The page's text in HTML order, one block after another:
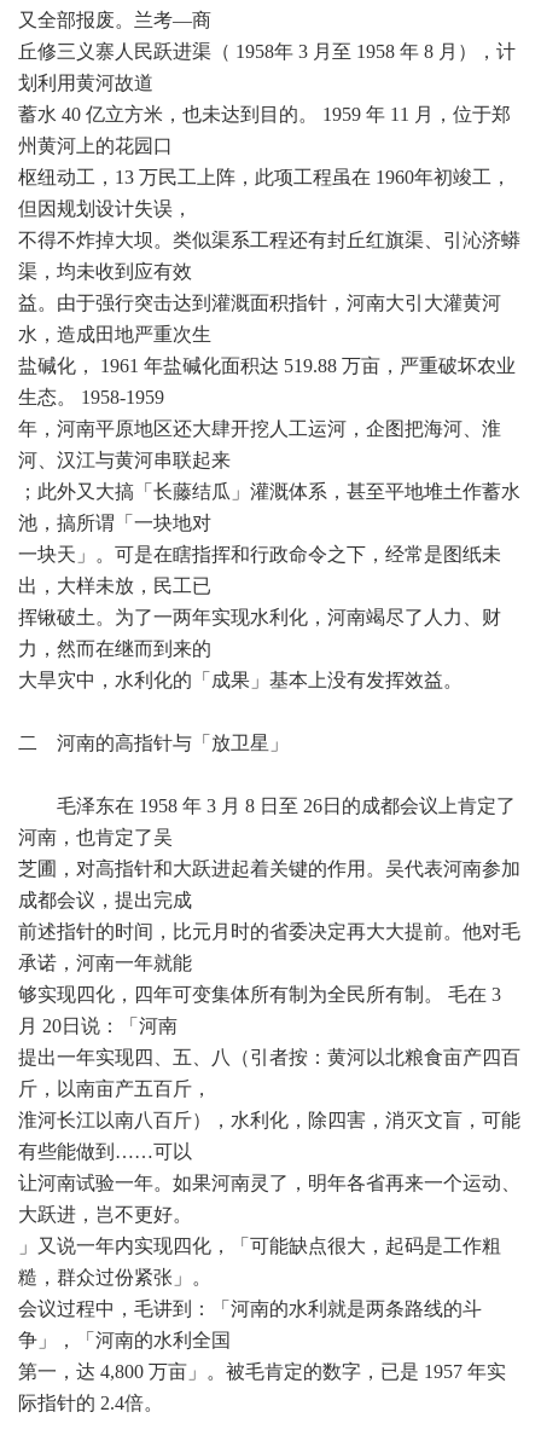
又全部报废。兰考—商
丘修三义寨人民跃进渠（ 1958年 3 月至 1958 年 8 月），计
划利用黄河故道
蓄水 40 亿立方米，也未达到目的。 1959 年 11 月，位于郑
州黄河上的花园口
枢纽动工，13 万民工上阵，此项工程虽在 1960年初竣工，
但因规划设计失误，
不得不炸掉大坝。类似渠系工程还有封丘红旗渠、引沁济蟒
渠，均未收到应有效
益。由于强行突击达到灌溉面积指针，河南大引大灌黄河
水，造成田地严重次生
盐碱化， 1961 年盐碱化面积达 519.88 万亩，严重破坏农业
生态。 1958-1959
年，河南平原地区还大肆开挖人工运河，企图把海河、淮
河、汉江与黄河串联起来
；此外又大搞「长藤结瓜」灌溉体系，甚至平地堆土作蓄水
池，搞所谓「一块地对
一块天」。可是在瞎指挥和行政命令之下，经常是图纸未
出，大样未放，民工已
挥锹破土。为了一两年实现水利化，河南竭尽了人力、财
力，然而在继而到来的
大旱灾中，水利化的「成果」基本上没有发挥效益。
二 河南的高指针与「放卫星」
毛泽东在 1958 年 3 月 8 日至 26日的成都会议上肯定了
河南，也肯定了吴
芝圃，对高指针和大跃进起着关键的作用。吴代表河南参加
成都会议，提出完成
前述指针的时间，比元月时的省委决定再大大提前。他对毛
承诺，河南一年就能
够实现四化，四年可变集体所有制为全民所有制。 毛在 3
月 20日说：「河南
提出一年实现四、五、八（引者按：黄河以北粮食亩产四百
斤，以南亩产五百斤，
淮河长江以南八百斤），水利化，除四害，消灭文盲，可能
有些能做到……可以
让河南试验一年。如果河南灵了，明年各省再来一个运动、
大跃进，岂不更好。
」又说一年内实现四化，「可能缺点很大，起码是工作粗
糙，群众过份紧张」。
会议过程中，毛讲到：「河南的水利就是两条路线的斗
争」，「河南的水利全国
第一，达 4,800 万亩」。被毛肯定的数字，已是 1957 年实
际指针的 2.4倍。